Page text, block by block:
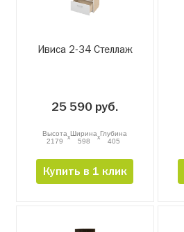
Ивиса 2-34 Стеллаж
25 590 руб.
Высота
2179
xШирина
598
xГлубина
405
Купить в 1 клик